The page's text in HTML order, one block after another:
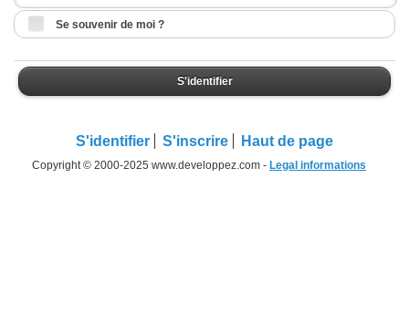
Se souvenir de moi ?
S'identifier
S'identifier S'inscrire Haut de page
Copyright © 2000-2025 www.developpez.com - Legal informations